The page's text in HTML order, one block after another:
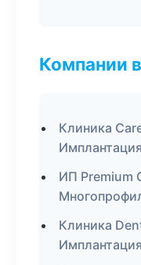
Компании
Клиника
ИП Premium
Клиника